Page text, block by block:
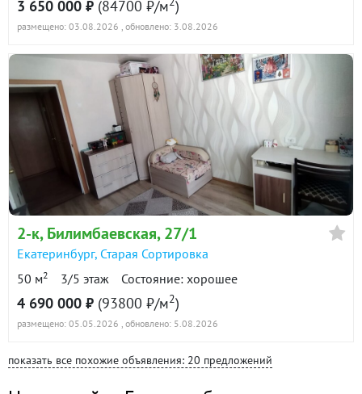
3 650 000 ₽ (84700 ₽/м )
размещено: 03.08.2026 , обновлено: 3.08.2026
2-к, Билимбаевская, 27/1
Екатеринбург, Старая Сортировка
50 м2 3/5 этаж Состояние: хорошее
4 690 000 ₽ (93800 ₽/м2)
размещено: 05.05.2026 , обновлено: 5.08.2026
показать все похожие объявления: 20 предложений